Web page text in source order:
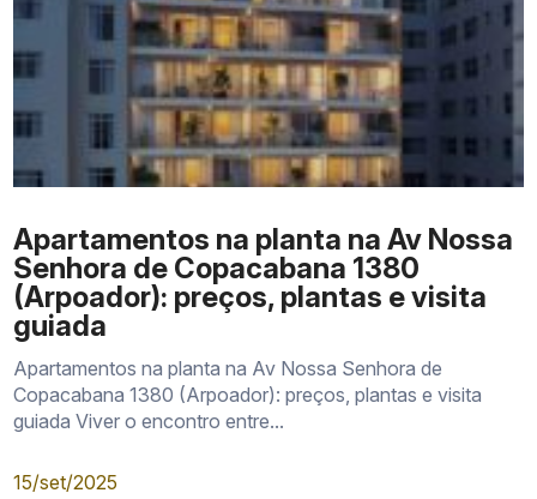
Studios 32 m² a 39 m²
Double studios 66 m² a 72 m²
Coberturas lineares 60 m² a 63 m²
Coberturas duplex 72 m² a 99 m²
Apartamentos na planta na Av Nossa
Senhora de Copacabana 1380
(Arpoador): preços, plantas e visita
guiada
Apartamentos na planta na Av Nossa Senhora de
Copacabana 1380 (Arpoador): preços, plantas e visita
guiada Viver o encontro entre...
15/set/2025